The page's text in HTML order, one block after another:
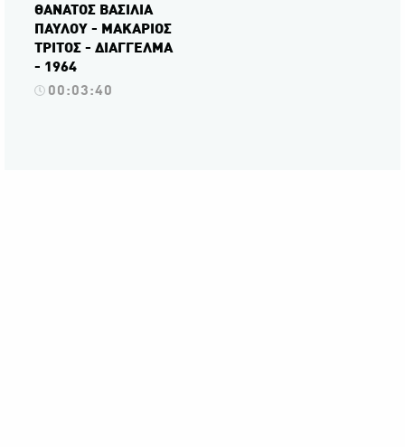
ΘΑΝΑΤΟΣ ΒΑΣΙΛΙΑ
ΠΑΥΛΟΥ - ΜΑΚΑΡΙΟΣ
ΤΡΙΤΟΣ - ΔΙΑΓΓΕΛΜΑ
- 1964
00:03:40